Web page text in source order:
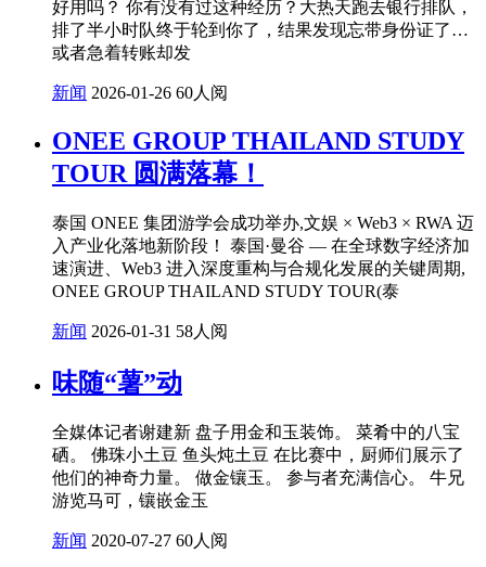
好用吗？ 你有没有过这种经历？大热天跑去银行排队，
排了半小时队终于轮到你了，结果发现忘带身份证了…
或者急着转账却发
新闻 2026-01-26 60人阅
ONEE GROUP THAILAND STUDY
TOUR 圆满落幕！
泰国 ONEE 集团游学会成功举办,文娱 × Web3 × RWA 迈
入产业化落地新阶段！ 泰国·曼谷 — 在全球数字经济加
速演进、Web3 进入深度重构与合规化发展的关键周期,
ONEE GROUP THAILAND STUDY TOUR(泰
新闻 2026-01-31 58人阅
味随“薯”动
全媒体记者谢建新 盘子用金和玉装饰。 菜肴中的八宝
硒。 佛珠小土豆 鱼头炖土豆 在比赛中，厨师们展示了
他们的神奇力量。 做金镶玉。 参与者充满信心。 牛兄
游览马可，镶嵌金玉
新闻 2020-07-27 60人阅